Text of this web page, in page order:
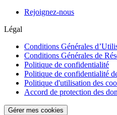
Rejoignez-nous
Légal
Conditions Générales
Conditions Générales de
Politique de confidentialité
Politique de confidentialité
Politique d'utilisation des
Accord de protection des
Gérer mes cookies